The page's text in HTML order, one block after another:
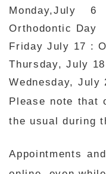
Monday,July
Orthodontic Day
Friday July 17 :
Thursday, July 18
Wednesday, July
Please note that
the usual during
Appointments